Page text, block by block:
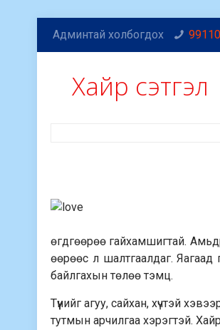
Админтай холбогдох
Хайр сэтгэл
өгдгөөрөө гайхамшигтай.
өөрөөс л шалтгаалдаг. Яагаад
байлгахын төлөө тэмц.
Түүнийг агуу, сайхан, хүчтэй
тутмын арчилгаа хэрэгтэй.